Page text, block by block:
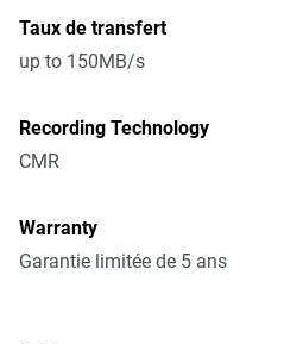
Taux de transfert
up to 150MB/s
Recording Technology
CMR
Warranty
Garantie limitée de 5 ans